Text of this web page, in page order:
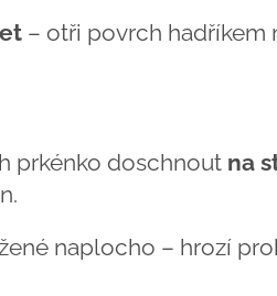
– otři povrch hadříkem
prkénko doschnout na
naplocho – hrozí